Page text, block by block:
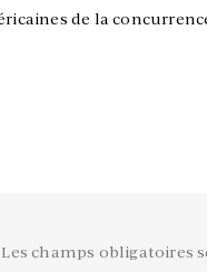
de la
Les champs obligatoires